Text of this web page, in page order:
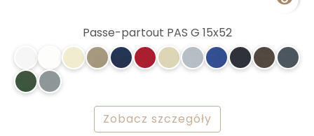
Passe-partout PAS G 15x52
Zobacz szczegóły